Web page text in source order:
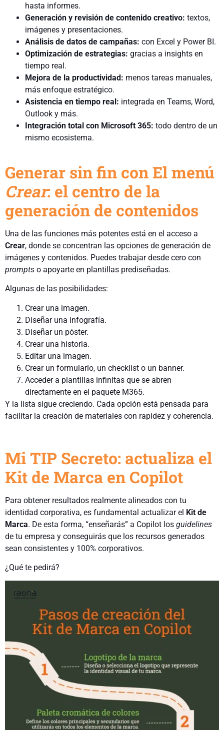
hasta informes.
Generación y revisión de contenido creativo: textos,
imágenes y presentaciones.
Análisis de datos de campañas: con Excel y Power BI.
Optimización de estrategias: gracias a insights en
tiempo real.
Mejora de la productividad: menos tareas manuales,
más enfoque estratégico.
Asistencia en tiempo real: integrada en Teams, Word,
Outlook y más.
Integración total con Microsoft 365: todo dentro de un
mismo ecosistema.
Generar sin fin con El menú
Crear: el centro de la
generación de contenidos
Una de las funciones más potentes está en el acceso a
Crear, donde se concentran las opciones de generación de
imágenes y contenidos. Puedes trabajar desde cero con
prompts o apoyarte en plantillas prediseñadas.
Algunas de las posibilidades:
Crear una imagen.
Diseñar una infografía.
Diseñar un póster.
Crear una historia.
Editar una imagen.
Crear un formulario, un checklist o un banner.
Acceder a plantillas infinitas que se abren
directamente en el paquete M365.
Y la lista sigue creciendo. Cada opción está pensada para
facilitar la creación de materiales con rapidez y coherencia.
Mi TIP Secreto: actualiza el
Kit de Marca en Copilot
Para obtener resultados realmente alineados con tu
identidad corporativa, es fundamental actualizar el Kit de
Marca. De esta forma, “enseñarás” a Copilot los guidelines
de tu empresa y conseguirás que los recursos generados
sean consistentes y 100% corporativos.
¿Qué te pedirá?